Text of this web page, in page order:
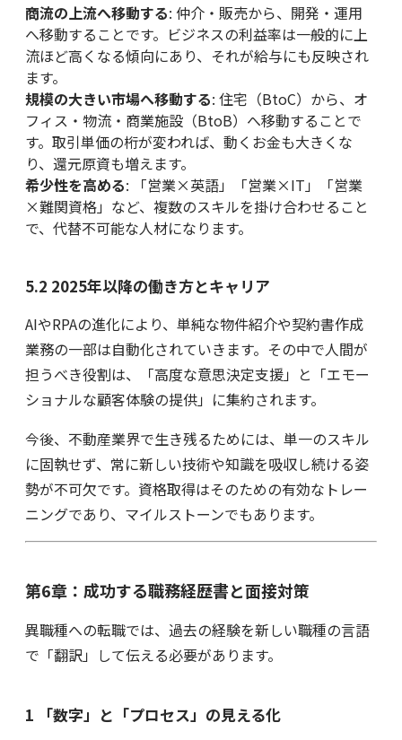
商流の上流へ移動する: 仲介・販売から、開発・運用
へ移動することです。ビジネスの利益率は一般的に上
流ほど高くなる傾向にあり、それが給与にも反映され
ます。
規模の大きい市場へ移動する: 住宅（BtoC）から、オ
フィス・物流・商業施設（BtoB）へ移動することで
す。取引単価の桁が変われば、動くお金も大きくな
り、還元原資も増えます。
希少性を高める: 「営業×英語」「営業×IT」「営業
×難関資格」など、複数のスキルを掛け合わせること
で、代替不可能な人材になります。
5.2 2025年以降の働き方とキャリア
AIやRPAの進化により、単純な物件紹介や契約書作成
業務の一部は自動化されていきます。その中で人間が
担うべき役割は、「高度な意思決定支援」と「エモー
ショナルな顧客体験の提供」に集約されます。
今後、不動産業界で生き残るためには、単一のスキル
に固執せず、常に新しい技術や知識を吸収し続ける姿
勢が不可欠です。資格取得はそのための有効なトレー
ニングであり、マイルストーンでもあります。
第6章：成功する職務経歴書と面接対策
異職種への転職では、過去の経験を新しい職種の言語
で「翻訳」して伝える必要があります。
1 「数字」と「プロセス」の見える化